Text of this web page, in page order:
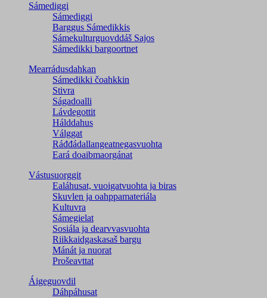
Sámediggi
Sámediggi
Barggus Sámedikkis
Sámekulturguovddáš Sajos
Sámedikki bargoortnet
Mearrádusdahkan
Sámedikki čoahkkin
Stivra
Ságadoalli
Lávdegottit
Hálddahus
Válggat
Ráđđádallangeatnegas­vuohta
Eará doaibmaorgánat
Vástusuorggit
Ealáhusat, vuoigatvuohta ja biras
Skuvlen ja oahppamateriála
Kultuvra
Sámegielat
Sosiála ja dearvvasvuohta
Riikkaidgaskasaš bargu
Mánát ja nuorat
Prošeavttat
Áigeguovdil
Dáhpáhusat